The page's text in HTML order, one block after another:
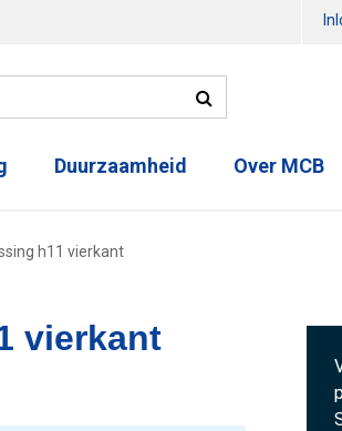
Duurzaamheid Over MCB
h11 vierkant
vierkant